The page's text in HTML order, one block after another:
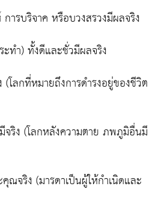
ารบริจาค หรือบวงสรวงมีผลจริง
ทำ) ทั้งดีและชั่วมีผลจริง
โลกที่หมายถึงการดำรงอยู่ของชีวิต
จริง (โลกหลังความตาย ภพภูมิอื่นมี
ณจริง (มารดาเป็นผู้ให้กำเนิดและ